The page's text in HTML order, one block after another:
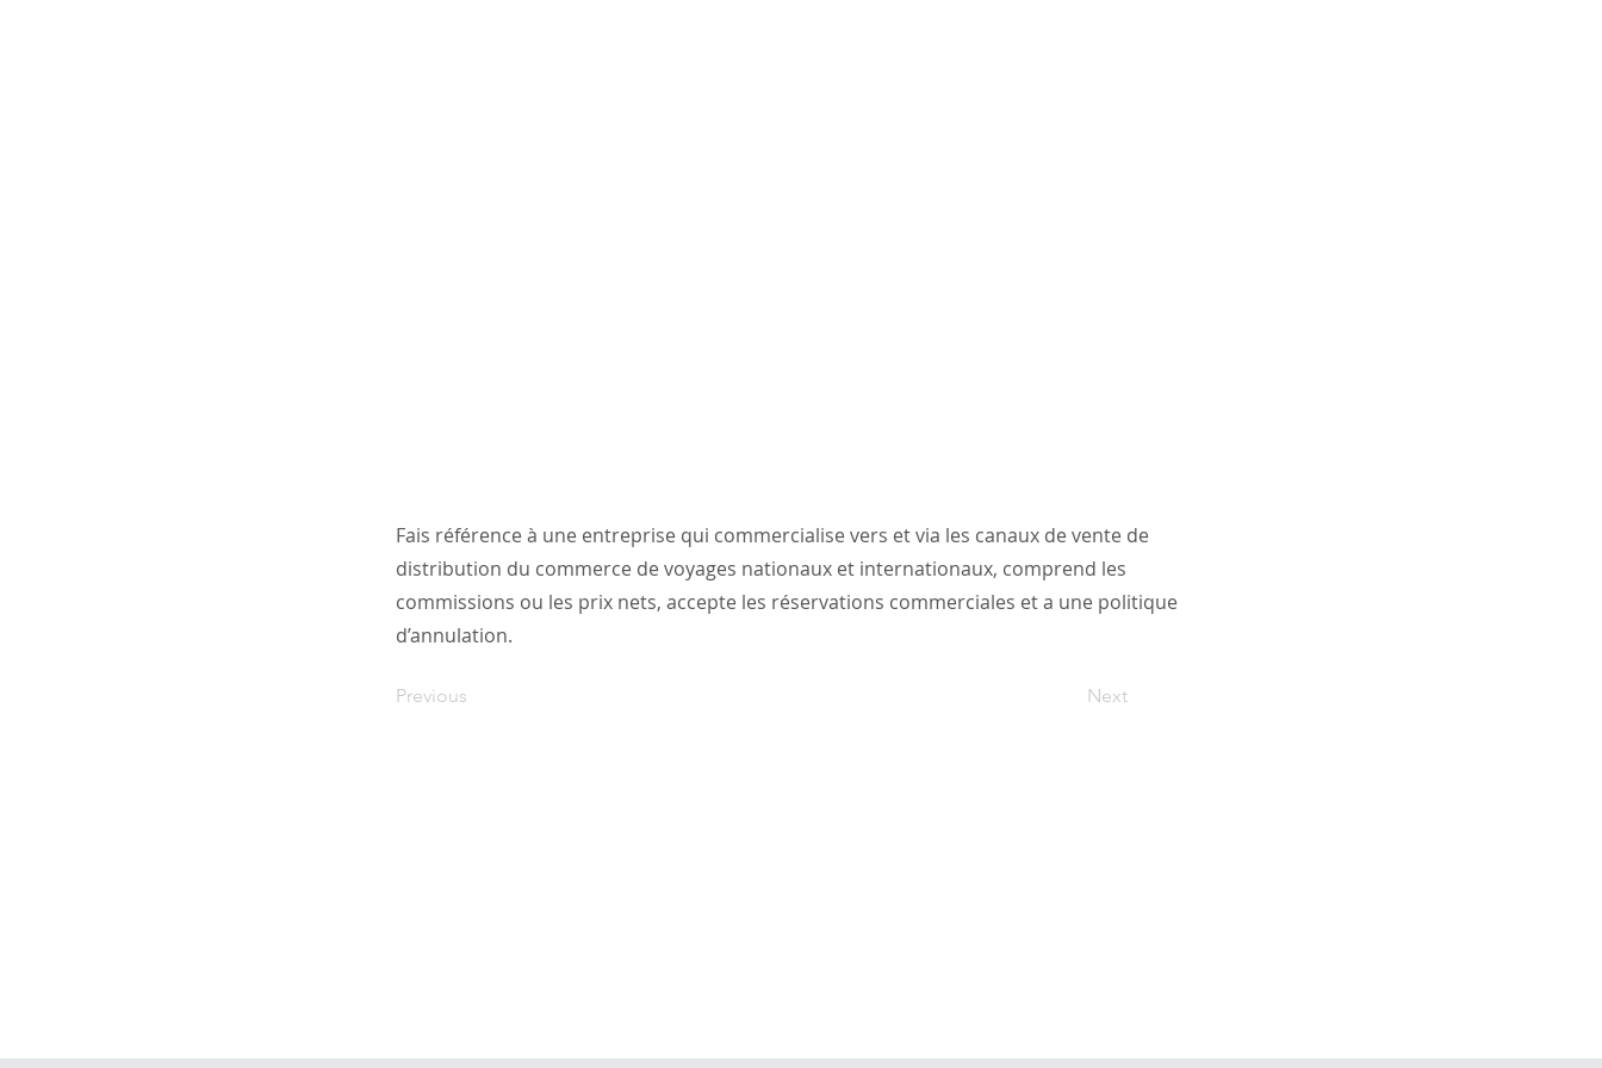
Fais référence à une entreprise qui commercialise vers et via les canaux de vente de
distribution du commerce de voyages nationaux et internationaux, comprend les
commissions ou les prix nets, accepte les réservations commerciales et a une politique
d’annulation.
Previous Next